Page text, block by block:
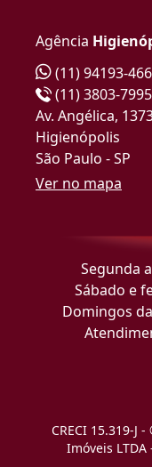
Agência
(11) 94193-
(11) 3803-7995
Av. Angélica,
Higienópolis
São Paulo - SP
Ver no mapa
Segunda
Sábado e
Domingos
CRECI 15.319-J
Imóveis